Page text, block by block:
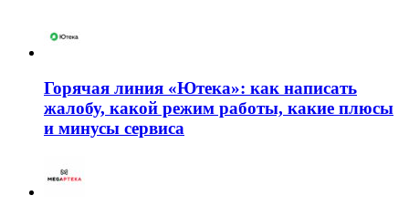
Горячая линия «Ютека»: как написать
жалобу, какой режим работы, какие плюсы
и минусы сервиса